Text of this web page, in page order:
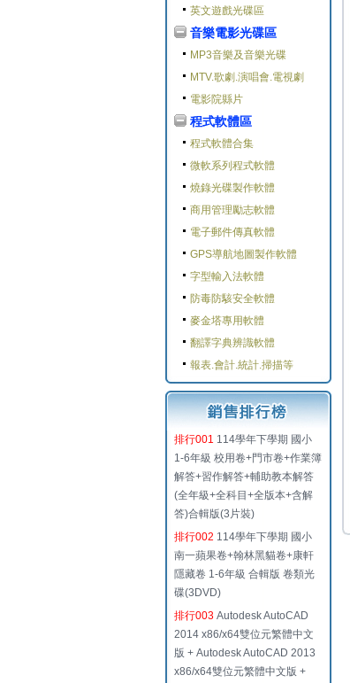
英文遊戲光碟區
音樂電影光碟區
MP3音樂及音樂光碟
MTV.歌劇.演唱會.電視劇
電影院縣片
程式軟體區
程式軟體合集
微軟系列程式軟體
燒錄光碟製作軟體
商用管理勵志軟體
電子郵件傳真軟體
GPS導航地圖製作軟體
字型輸入法軟體
防毒防駭安全軟體
麥金塔專用軟體
翻譯字典辨識軟體
報表.會計.統計.掃描等
排行001 114學年下學期 國小
1-6年級 校用卷+門市卷+作業簿
解答+習作解答+輔助教本解答
(全年級+全科目+全版本+含解
答)合輯版(3片裝)
排行002 114學年下學期 國小
南一蘋果卷+翰林黑貓卷+康軒
隱藏卷 1-6年級 合輯版 卷類光
碟(3DVD)
排行003 Autodesk AutoCAD
2014 x86/x64雙位元繁體中文
版 + Autodesk AutoCAD 2013
x86/x64雙位元繁體中文版 +